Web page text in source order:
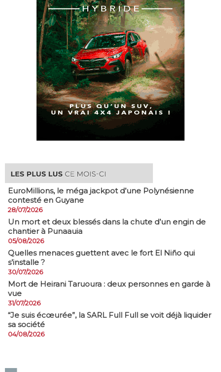
EuroMillions, ​le méga jackpot d’une Polynésienne
contesté en Guyane
28/07/2026
​Un mort et deux blessés dans la chute d’un engin de
chantier à Punaauia
05/08/2026
Quelles menaces guettent avec le fort El Niño qui
s’installe ?
30/07/2026
Mort de Heirani Taruoura : deux personnes en garde à
vue
31/07/2026
​“Je suis écœurée”, la SARL Full Full se voit déjà liquider
sa société
04/08/2026